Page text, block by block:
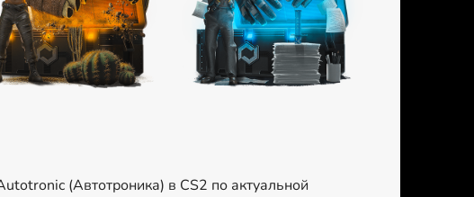
(Автотроника) в CS2 по актуальной